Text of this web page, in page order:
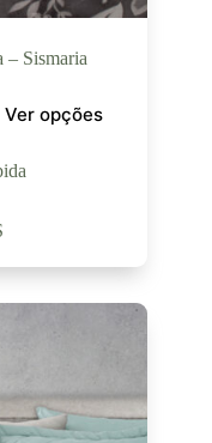
– Sismaria
Ver opções